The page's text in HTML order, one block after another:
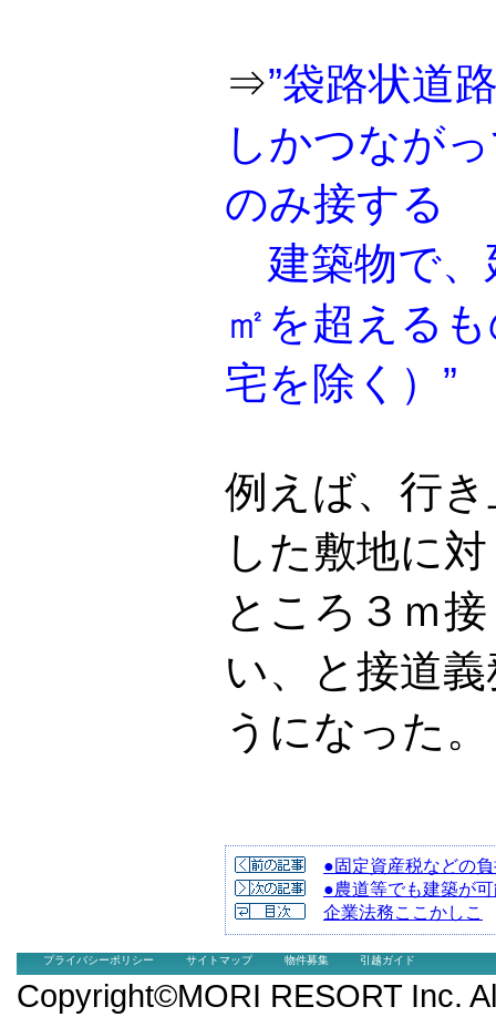
⇒”袋路状道
しかつなが
のみ接する
建築物で、
㎡を超える
宅を除く）”
例えば、行
した敷地に
ところ３ｍ
い、と接道
うになった。
●固定資産税などの
●農道等でも建築が
企業法務ここかしこ
プライバシーポリシー サイトマップ 物件募集 引越ガイド
Copyright©MORI RESORT Inc.